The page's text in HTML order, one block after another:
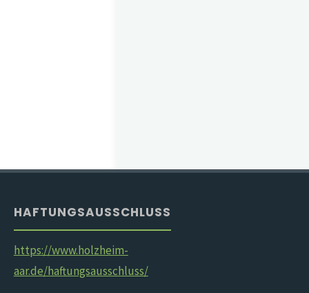
HAFTUNGSAUSSCHLUSS
https://www.holzheim-
aar.de/haftungsausschluss/